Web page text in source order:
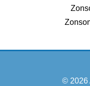
© 2026